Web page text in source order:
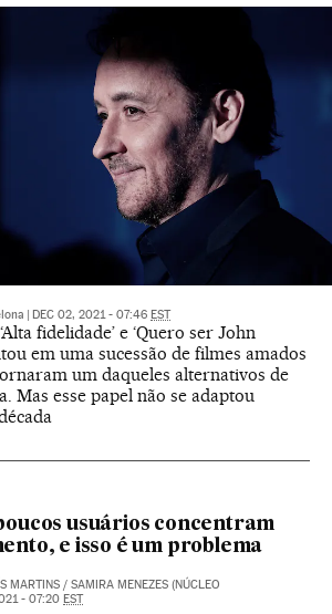
DEC 02, 2021 - 07:46 EST
fidelidade’ e ‘Quero ser John
em uma sucessão de filmes amados
um daqueles alternativos de
Mas esse papel não se adaptou
usuários concentram
e isso é um problema
MARTINS / SAMIRA MENEZES (NÚCLEO
- 07:20 EST